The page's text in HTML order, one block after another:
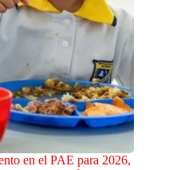
en el PAE para 2026,